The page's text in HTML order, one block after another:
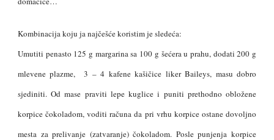
Kombinacija koju ja najčešće koristim je sledeća:
Umutiti penasto 125 g margarina sa 100 g šećera u prahu, dodati 200 g
mlevene plazme, 3 – 4 kafene kašičice liker Baileys, masu dobro
sjediniti. Od mase praviti lepe kuglice i puniti prethodno obložene
korpice čokoladom, voditi računa da pri vrhu korpice ostane dovoljno
mesta za prelivanje (zatvaranje) čokoladom. Posle punjenja korpice